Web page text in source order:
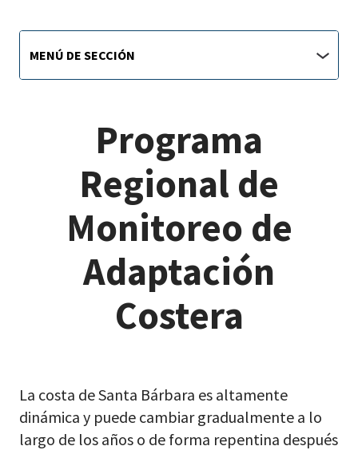
Sustainability
main
de
sección
MENÚ DE SECCIÓN
Programa
Regional de
Monitoreo de
Adaptación
Costera
La costa de Santa Bárbara es altamente
dinámica y puede cambiar gradualmente a lo
largo de los años o de forma repentina después